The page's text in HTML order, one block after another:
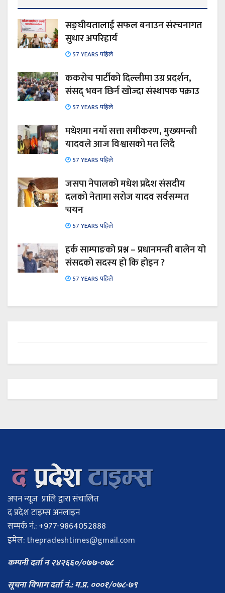
सङ्घीयतालाई सफल बनाउन संरचनागत
सुधार अपरिहार्य
57 YEARS पहिले
ककरोच पार्टीको दिल्लीमा उग्र प्रदर्शन,
संसद् भवन छिर्न खोज्दा संस्थापक पक्राउ
57 YEARS पहिले
मधेशमा नयाँ सत्ता समीकरण, मुख्यमन्त्री
यादवले आज विश्वासको मत लिँदै
57 YEARS पहिले
जसपा नेपालको मधेश प्रदेश संसदीय
दलको नेतामा सरोज यादव सर्वसम्मत
चयन
57 YEARS पहिले
हर्क साम्पाङको प्रश्न – प्रधानमन्त्री बालेन यो
संसदको सदस्य हो कि होइन ?
57 YEARS पहिले
अपन न्यूज प्रालि द्वारा संचालित
द प्रदेश टाइम्स अनलाइन
सम्पर्क नं.: +977-9864052888
इमेल:thepradeshtimes@gmail.com
कम्पनी दर्ता न २४२६६०/०७७-०७८
सूचना विभाग दर्ता नं.: म.प्र. ०००१/०७८-७९